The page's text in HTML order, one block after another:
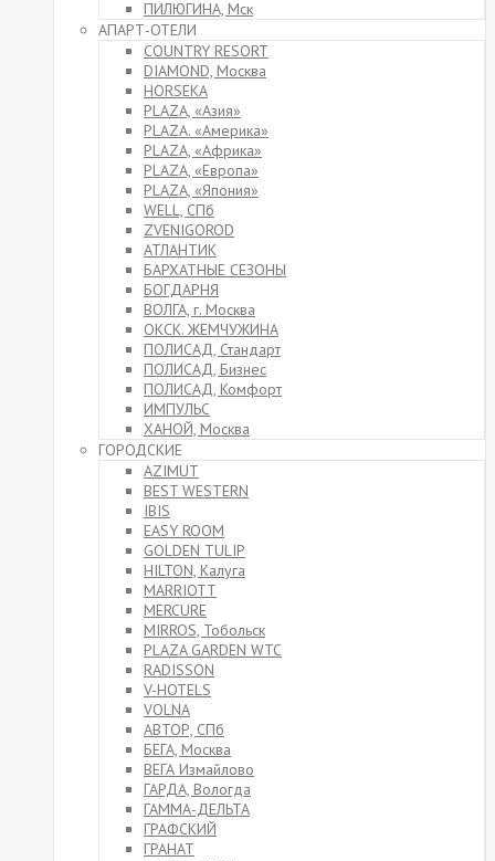
ПИЛЮГИНА, Мск
АПАРТ-ОТЕЛИ
COUNTRY RESORT
DIAMOND, Москва
HORSEKA
PLAZA, «Азия»
PLAZA. «Америка»
PLAZA, «Африка»
PLAZA, «Европа»
PLAZA, «Япония»
WELL, СПб
ZVENIGOROD
АТЛАНТИК
БАРХАТНЫЕ СЕЗОНЫ
БОГДАРНЯ
ВОЛГА, г. Москва
ОКСК. ЖЕМЧУЖИНА
ПОЛИСАД, Стандарт
ПОЛИСАД, Бизнес
ПОЛИСАД, Комфорт
ИМПУЛЬС
ХАНОЙ, Москва
ГОРОДСКИЕ
AZIMUT
BEST WESTERN
IBIS
EASY ROOM
GOLDEN TULIP
HILTON, Калуга
MARRIOTT
MERCURE
MIRROS, Тобольск
PLAZA GARDEN WTC
RADISSON
V-HOTELS
VOLNA
АВТОР, СПб
БЕГА, Москва
ВЕГА Измайлово
ГАРДА, Вологда
ГАММА-ДЕЛЬТА
ГРАФСКИЙ
ГРАНАТ